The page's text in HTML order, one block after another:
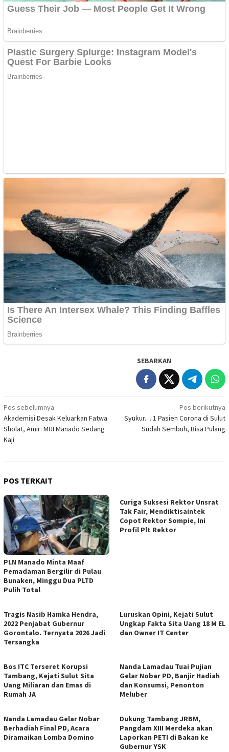
SEBARKAN
Navigasi
pos
Pos sebelumnya
Akademisi Desak Keluarkan Fatwa
Sholat, Amir: MUI Manado Sedang
Kaji
Pos berikutnya
Syukur… 1 Pasien Corona di Sulut
Sudah Sembuh, Bisa Pulang
POS TERKAIT
PLN Manado Minta Maaf
Pemadaman Bergilir di Pulau
Bunaken, Minggu Dua PLTD
Pulih Total
Curiga Suksesi Rektor Unsrat
Tak Fair, Mendiktisaintek
Copot Rektor Sompie, Ini
Profil Plt Rektor
Tragis Nasib Hamka Hendra,
2022 Penjabat Gubernur
Gorontalo. Ternyata 2026 Jadi
Tersangka
Luruskan Opini, Kejati Sulut
Ungkap Fakta Sita Uang 18 M EL
dan Owner IT Center
Bos ITC Terseret Korupsi
Tambang, Kejati Sulut Sita
Uang Miliaran dan Emas di
Rumah JA
Nanda Lamadau Tuai Pujian
Gelar Nobar PD, Banjir Hadiah
dan Konsumsi, Penonton
Meluber
Nanda Lamadau Gelar Nobar
Berhadiah Final PD, Acara
Diramaikan Lomba Domino
Dukung Tambang JRBM,
Pangdam XIII Merdeka akan
Laporkan PETI di Bakan ke
Gubernur YSK